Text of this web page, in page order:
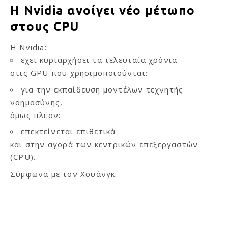
Η Nvidia ανοίγει νέο μέτωπο
στους CPU
Η Nvidia:
έχει κυριαρχήσει τα τελευταία χρόνια
στις GPU που χρησιμοποιούνται:
για την εκπαίδευση μοντέλων τεχνητής
νοημοσύνης,
όμως πλέον:
επεκτείνεται επιθετικά
και στην αγορά των κεντρικών επεξεργαστών
(CPU).
Σύμφωνα με τον Χουάνγκ: